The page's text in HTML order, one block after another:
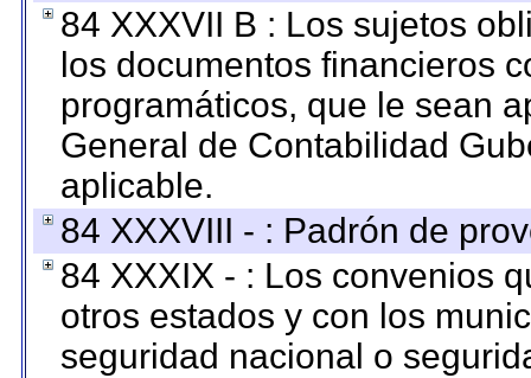
84 XXXVII B : Los sujetos
los documentos financieros
programáticos, que le sean
General de Contabilidad
aplicable.
84 XXXVIII - : Padrón de
84 XXXIX - : Los convenios
otros estados y con los
seguridad nacional o